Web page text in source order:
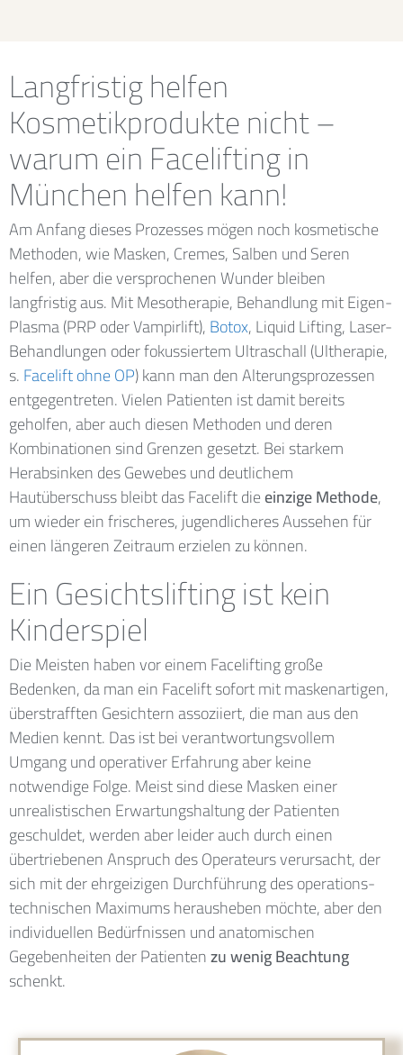
Langfristig helfen
Kosmetikprodukte nicht –
warum ein Facelifting in
München helfen kann!
Am Anfang dieses Prozesses mögen noch kosmetische
Methoden, wie Masken, Cremes, Salben und Seren
helfen, aber die versprochenen Wunder bleiben
langfristig aus. Mit Mesotherapie, Behandlung mit Eigen-
Plasma (PRP oder Vampirlift),Botox, Liquid Lifting, Laser-
Behandlungen oder fokussiertem Ultraschall (Ultherapie,
s.Facelift ohne OP) kann man den Alterungsprozessen
entgegentreten. Vielen Patienten ist damit bereits
geholfen, aber auch diesen Methoden und deren
Kombinationen sind Grenzen gesetzt. Bei starkem
Herabsinken des Gewebes und deutlichem
Hautüberschuss bleibt das Facelift dieeinzige Methode,
um wieder ein frischeres, jugendlicheres Aussehen für
einen längeren Zeitraum erzielen zu können.
Ein Gesichtslifting ist kein
Kinderspiel
Die Meisten haben vor einem Facelifting große
Bedenken, da man ein Facelift sofort mit maskenartigen,
überstrafften Gesichtern assoziiert, die man aus den
Medien kennt. Das ist bei verantwortungsvollem
Umgang und operativer Erfahrung aber keine
notwendige Folge. Meist sind diese Masken einer
unrealistischen Erwartungshaltung der Patienten
geschuldet, werden aber leider auch durch einen
übertriebenen Anspruch des Operateurs verursacht, der
sich mit der ehrgeizigen Durchführung des operations-
technischen Maximums herausheben möchte, aber den
individuellen Bedürfnissen und anatomischen
Gegebenheiten der Patientenzu wenig Beachtung
schenkt.